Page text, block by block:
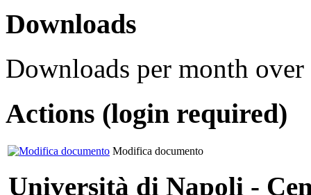
Downloads
Downloads per month over
Actions (login required)
Modifica documento
Università di Napoli -